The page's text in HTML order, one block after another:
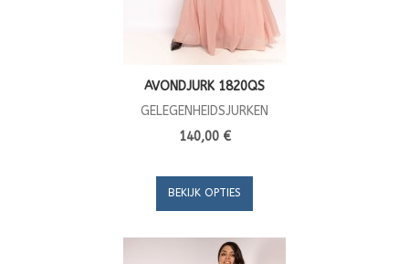
AVONDJURK 1820QS
GELEGENHEIDSJURKEN
140,00 €
BEKIJK OPTIES